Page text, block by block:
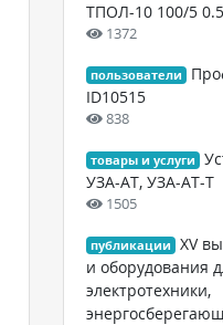
ТПОЛ-10 100/5
1372
пользователи
ID10515
838
товары и услуги
УЗА-АТ, УЗА-АТ-Т
1505
публикации
XV
и оборудования
электротехники,